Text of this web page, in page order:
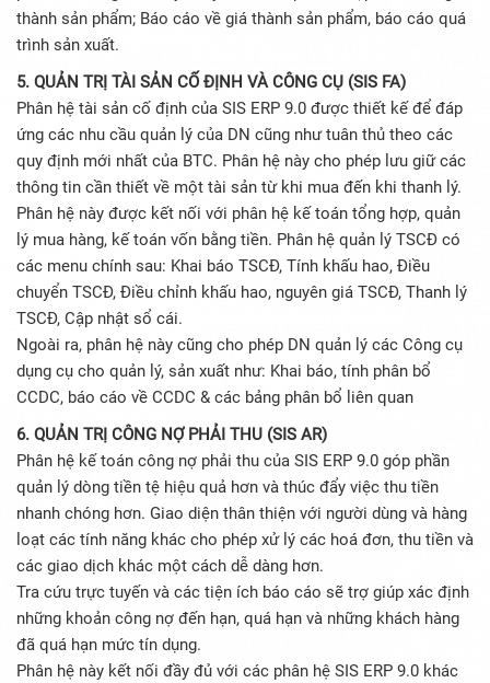
thành sản phẩm; Báo cáo về giá thành sản phẩm, báo cáo quá
trình sản xuất.
5. QUẢN TRỊ TÀI SẢN CỐ ĐỊNH VÀ CÔNG CỤ (SIS FA)
Phân hệ tài sản cố định của SIS ERP 9.0 được thiết kế để đáp
ứng các nhu cầu quản lý của DN cũng như tuân thủ theo các
quy định mới nhất của BTC. Phân hệ này cho phép lưu giữ các
thông tin cần thiết về một tài sản từ khi mua đến khi thanh lý.
Phân hệ này được kết nối với phân hệ kế toán tổng hợp, quản
lý mua hàng, kế toán vốn bằng tiền. Phân hệ quản lý TSCĐ có
các menu chính sau: Khai báo TSCĐ, Tính khấu hao, Điều
chuyển TSCĐ, Điều chỉnh khấu hao, nguyên giá TSCĐ, Thanh lý
TSCĐ, Cập nhật sổ cái.
Ngoài ra, phân hệ này cũng cho phép DN quản lý các Công cụ
dụng cụ cho quản lý, sản xuất như: Khai báo, tính phân bổ
CCDC, báo cáo về CCDC & các bảng phân bổ liên quan
6. QUẢN TRỊ CÔNG NỢ PHẢI THU (SIS AR)
Phân hệ kế toán công nợ phải thu của SIS ERP 9.0 góp phần
quản lý dòng tiền tệ hiệu quả hơn và thúc đẩy việc thu tiền
nhanh chóng hơn. Giao diện thân thiện với người dùng và hàng
loạt các tính năng khác cho phép xử lý các hoá đơn, thu tiền và
các giao dịch khác một cách dễ dàng hơn.
Tra cứu trực tuyến và các tiện ích báo cáo sẽ trợ giúp xác định
những khoản công nợ đến hạn, quá hạn và những khách hàng
đã quá hạn mức tín dụng.
Phân hệ này kết nối đầy đủ với các phân hệ SIS ERP 9.0 khác